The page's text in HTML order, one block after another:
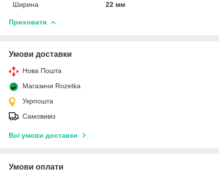
Ширина 22 мм
Приховати
Умови доставки
Нова Пошта
Магазини Rozetka
Укрпошта
Самовивіз
Всі умови доставки
Умови оплати